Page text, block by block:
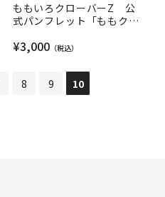
ももいろクローバーZ 公
式パンフレット「ももクロ
SUMMER DIVE 2013」
¥3,000
8 9 10